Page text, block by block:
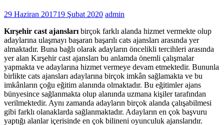
29 Haziran 201719 Şubat 2020 admin
Kırşehir cast ajansları birçok farklı alanda hizmet vermekte olup
adaylarına ulaşmayı başaran başarılı cats ajansları arasında yer
almaktadır. Buna bağlı olarak adayların öncelikli tercihleri arasında
yer alan Kırşehir cast ajansları bu anlamda önemli çalışmalar
yapmakta ve adaylarına hizmet vermeye devam etmektedir. Bununla
birlikte cats ajansları adaylarına birçok imkân sağlamakta ve bu
imkânların çoğu eğitim alanında olmaktadır. Bu eğitimler ajans
bünyesince sağlanmakta olup alanında uzmana kişiler tarafından
verilmektedir. Aynı zamanda adayların birçok alanda çalışabilmesi
gibi farklı olanaklarda sağlanmaktadır. Adayların en çok başvuru
yaptığı alanlar içerisinde en çok bilineni oyunculuk ajanslarıdır.